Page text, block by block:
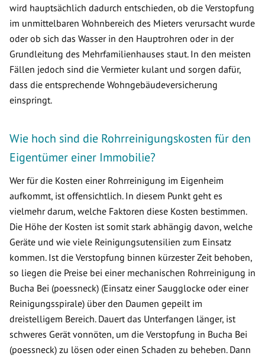
wird hauptsächlich dadurch entschieden, ob die Verstopfung
im unmittelbaren Wohnbereich des Mieters verursacht wurde
oder ob sich das Wasser in den Hauptrohren oder in der
Grundleitung des Mehrfamilienhauses staut. In den meisten
Fällen jedoch sind die Vermieter kulant und sorgen dafür,
dass die entsprechende Wohngebäudeversicherung
einspringt.
Wie hoch sind die Rohrreinigungskosten für den
Eigentümer einer Immobilie?
Wer für die Kosten einer Rohrreinigung im Eigenheim
aufkommt, ist offensichtlich. In diesem Punkt geht es
vielmehr darum, welche Faktoren diese Kosten bestimmen.
Die Höhe der Kosten ist somit stark abhängig davon, welche
Geräte und wie viele Reinigungsutensilien zum Einsatz
kommen. Ist die Verstopfung binnen kürzester Zeit behoben,
so liegen die Preise bei einer mechanischen Rohrreinigung in
Bucha Bei (poessneck) (Einsatz einer Saugglocke oder einer
Reinigungsspirale) über den Daumen gepeilt im
dreistelligem Bereich. Dauert das Unterfangen länger, ist
schweres Gerät vonnöten, um die Verstopfung in Bucha Bei
(poessneck) zu lösen oder einen Schaden zu beheben. Dann